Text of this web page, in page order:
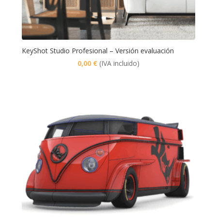
KeyShot Studio Profesional – Versión evaluación
0,00 € (IVA incluido)